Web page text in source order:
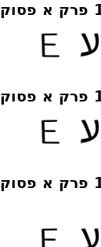
משלי 136 פרק א